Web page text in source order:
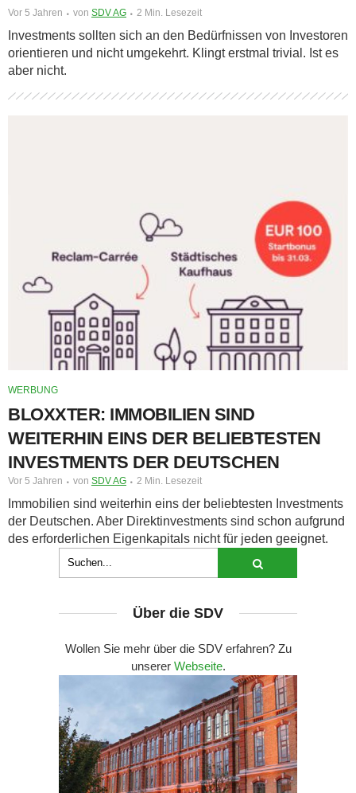
Vor 5 Jahren von SDV AG 2 Min. Lesezeit
Investments sollten sich an den Bedürfnissen von Investoren
orientieren und nicht umgekehrt. Klingt erstmal trivial. Ist es
aber nicht.
WERBUNG
BLOXXTER: IMMOBILIEN SIND
WEITERHIN EINS DER BELIEBTESTEN
INVESTMENTS DER DEUTSCHEN
Vor 5 Jahren von SDV AG 2 Min. Lesezeit
Immobilien sind weiterhin eins der beliebtesten Investments
der Deutschen. Aber Direktinvestments sind schon aufgrund
des erforderlichen Eigenkapitals nicht für jeden geeignet.
Über die SDV
Wollen Sie mehr über die SDV erfahren? Zu
unserer Webseite.